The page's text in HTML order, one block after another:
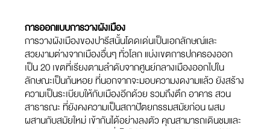
การออกแบบการวางผังเมือง
การวางผังเมืองของปารีสนั้นโดดเด่นเป็นเอกลักษณ์และ
สวยงามต่างจากเมืองอื่นๆ ทั่วโลก แบ่งเขตการปกครองออก
เป็น 20 เขตที่เรียงตามลำดับจากศูนย์กลางเมืองออกไปใน
ลักษณะเป็นก้นหอย ที่นอกจากจะมอบความงดงามแล้ว ยังสร้าง
ความเป็นระเบียบให้กับเมืองอีกด้วย รวมถึงตึก อาคาร สวน
สาธารณะ ที่ยังคงความเป็นสถาปัตยกรรมสมัยก่อน ผสม
ผสานกับสมัยใหม่ เข้ากันได้อย่างลงตัว คุณสามารถเดินชมและ